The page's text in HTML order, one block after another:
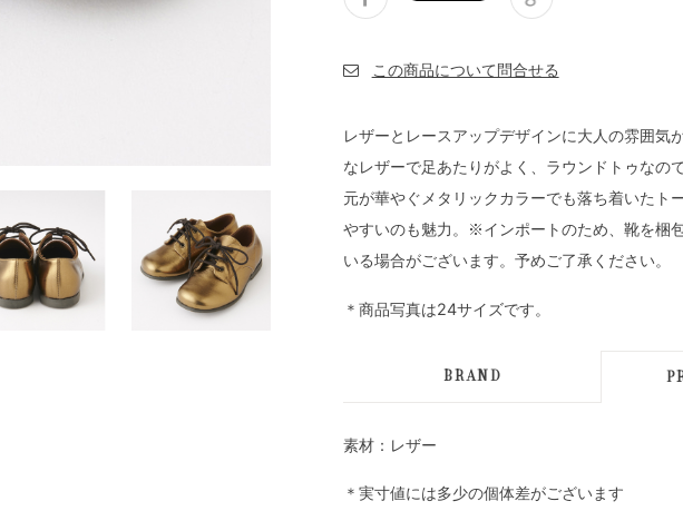
レザーとレースアップデザインに大人の雰囲気
なレザーで足あたりがよく、ラウンドトゥなの
元が華やぐメタリックカラーでも落ち着いたト
やすいのも魅力。※インポートのため、靴を梱
いる場合がございます。予めご了承ください。
＊商品写真は24サイズです。
BRAND
素材：レザー
＊実寸値には多少の個体差がございます